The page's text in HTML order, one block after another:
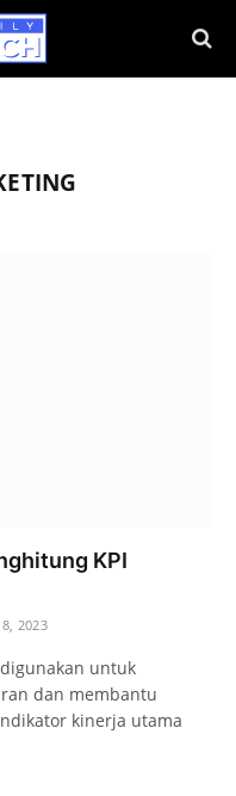
KPI
8, 2023
untuk
dan membantu
kinerja utama